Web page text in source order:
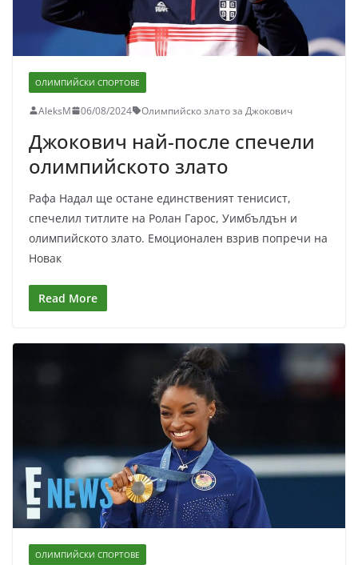
ОЛИМПИЙСКИ СПОРТОВЕ
AleksM 06/08/2024 Олимпийско злато за Джокович
Джокович най-после спечели
олимпийското злато
Рафа Надал ще остане единственият тенисист,
спечелил титлите на Ролан Гарос, Уимбълдън и
олимпийското злато. Емоционален взрив попречи на
Новак
Read More
ОЛИМПИЙСКИ СПОРТОВЕ